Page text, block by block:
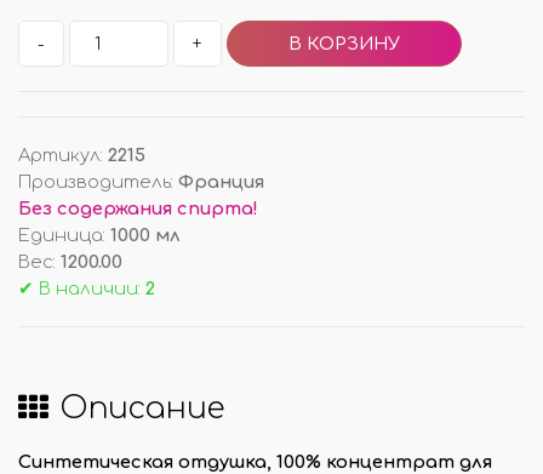
- +
Артикул: 2215
Производитель: Франция
Без содержания спирта!
Единица: 1000 мл
Вес: 1200.00
✔ В наличии: 2
Описание
Синтетическая отдушка, 100% концентрат для